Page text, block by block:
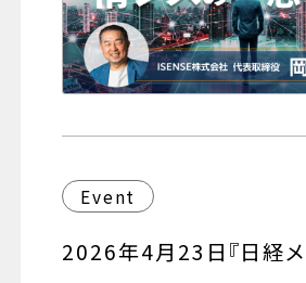
Event
2026年4月23日『日経メ